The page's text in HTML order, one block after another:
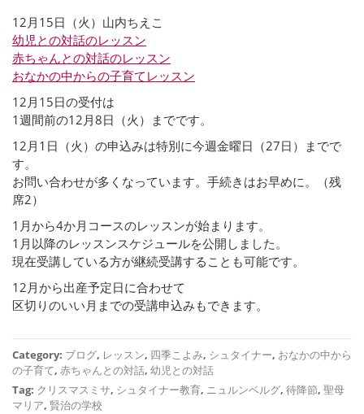
12月15日（火）山内ちえこ
幼児との対話のレッスン
赤ちゃんとの対話のレッスン
おなかの中からの子育てレッスン
12月15日の受付は
1週間前の12月8日（火）までです。
12月1日（火）の申込みは特別に今週金曜日（27日）までで
す。
お問い合わせが多くなっています。手続きはお早めに。（残
席2）
1月から4か月コースのレッスンが始まります。
1月以降のレッスンスケジュールを公開しました。
現在受講している方が継続受講することも可能です。
12月から出産予定日に合わせて
区切りのいい月までの受講申込みもできます。
Category: ブログ, レッスン, 四季こよみ, シュタイナー, おなかの中から
の子育て, 赤ちゃんとの対話, 幼児との対話
Tag: クリスマスミサ, シュタイナー教育, ニュルンベルグ, 待降節, 聖母
マリア, 賢治の学校